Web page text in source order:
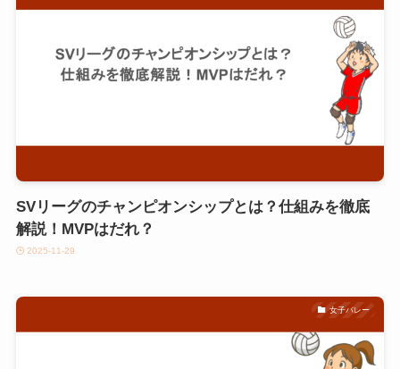
SVリーグのチャンピオンシップとは？仕組みを徹底
解説！MVPはだれ？
2025-11-29
女子バレー